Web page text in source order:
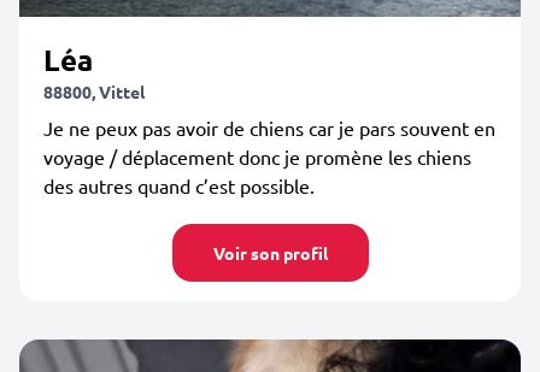
Léa
88800, Vittel
Je ne peux pas avoir de chiens car je pars souvent en
voyage / déplacement donc je promène les chiens
des autres quand c’est possible.
Voir son profil